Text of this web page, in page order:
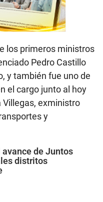
los primeros ministros
Pedro Castillo
y también fue uno de
el cargo junto al hoy
Villegas, exministro
y
de Juntos
distritos